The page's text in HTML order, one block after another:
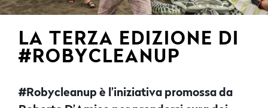
LA TERZA EDIZIONE DI
#ROBYCLEANUP
#Robycleanup è l’iniziativa promossa da